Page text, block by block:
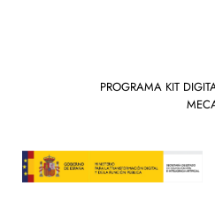
PROGRAMA KIT